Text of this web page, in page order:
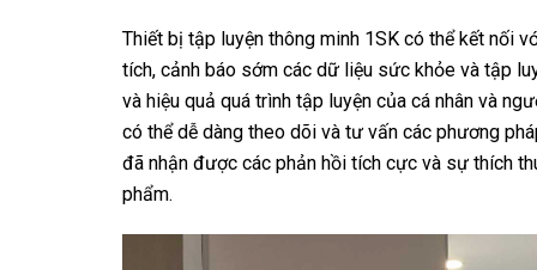
Thiết bị tập luyện thông minh 1SK có thể kết nối
tích, cảnh báo sớm các dữ liệu sức khỏe và tập
và hiệu quả quá trình tập luyện của cá nhân và
có thể dễ dàng theo dõi và tư vấn các phương
đã nhận được các phản hồi tích cực và sự thích
phẩm.